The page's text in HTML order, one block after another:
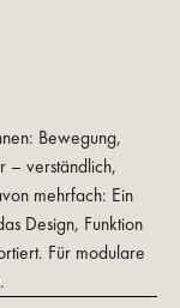
Bewegung,
– verständlich,
mehrfach: Ein
Design, Funktion
Für modulare